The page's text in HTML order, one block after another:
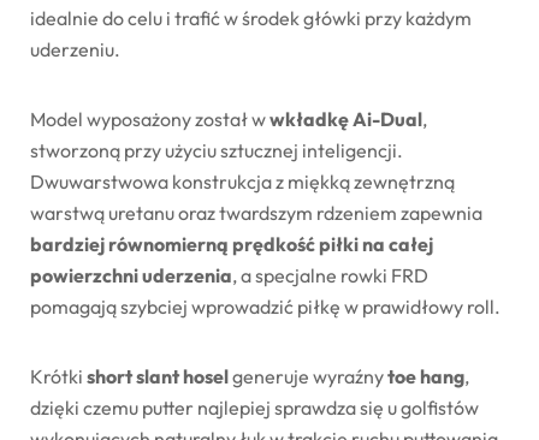
idealnie docelu i trafićwśrodekgłówki przy każdym
uderzeniu.
Model wyposażonyzostałwwkładkęAi-Dual,
stworzoną przy użyciusztucznej inteligencji.
Dwuwarstwowa konstrukcjaz miękkązewnętrzną
warstwą uretanuoraztwardszym rdzeniem zapewnia
bardziej równomierną prędkość piłki na całej
powierzchniuderzenia, aspecjalne rowki FRD
pomagająszybciej wprowadzić piłkę w prawidłowy roll.
Krótki shortslanthoselgeneruje wyraźnytoe hang,
dzięki czemu putter najlepiej sprawdzasię ugolfistów